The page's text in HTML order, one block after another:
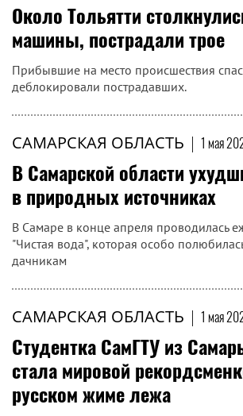
Около Тольятти
машины, пострадали трое
Прибывшие на место происшествия
деблокировали пострадавших.
САМАРСКАЯ ОБЛАСТЬ | 1 мая
В Самарской области
в природных источниках
В Самаре в конце апреля проводилась
"Чистая вода", которая особо
дачникам
САМАРСКАЯ ОБЛАСТЬ | 1 мая
Студентка СамГТУ из
стала мировой
русском жиме лежа